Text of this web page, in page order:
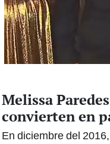
Melissa
convierten en
En diciembre del